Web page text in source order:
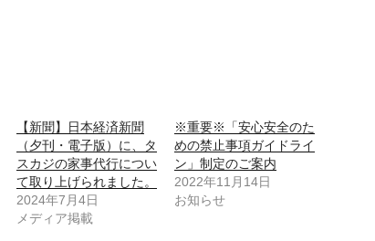
【新聞】日本経済新聞
（夕刊・電子版）に、タ
スカジの家事代行につい
て取り上げられました。
2024年7月4日
メディア掲載
※重要※「安心安全のた
めの禁止事項ガイドライ
ン」制定のご案内
2022年11月14日
お知らせ